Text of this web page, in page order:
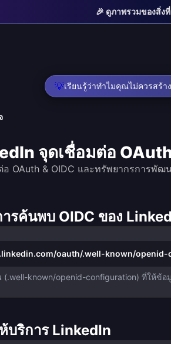
🎉 ดูภาพรวมของสิ่ง
💡เรียนรู้ว่าทำไมคุณไม่ควรสร้า
จุดเชื่อมต่อ
อ OAuth & OIDC และทรัพยากรการพัฒ
รค้นพบ OIDC ของ
oauth/.well-known/openid-
(.well-known/openid-configuration) ที่ให้ข้อ
บริการ LinkedIn